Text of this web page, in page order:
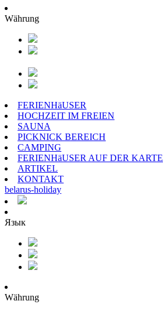
Währung
FERIENHäUSER
HOCHZEIT IM FREIEN
SAUNA
PICKNICK BEREICH
CAMPING
FERIENHäUSER AUF DER KARTE
ARTIKEL
KONTAKT
belarus-holiday
Язык
Währung